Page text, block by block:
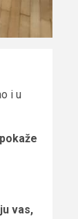
i u
vas,